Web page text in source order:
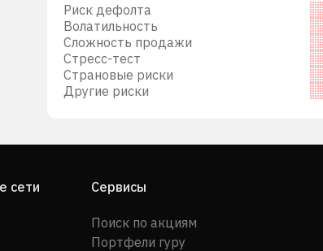
Риск дефолта
Волатильность
Сложность продажи
Стресс-тест
Страновые риски
Другие риски
сети Сервисы
Поиск по акциям
Портфели гуру